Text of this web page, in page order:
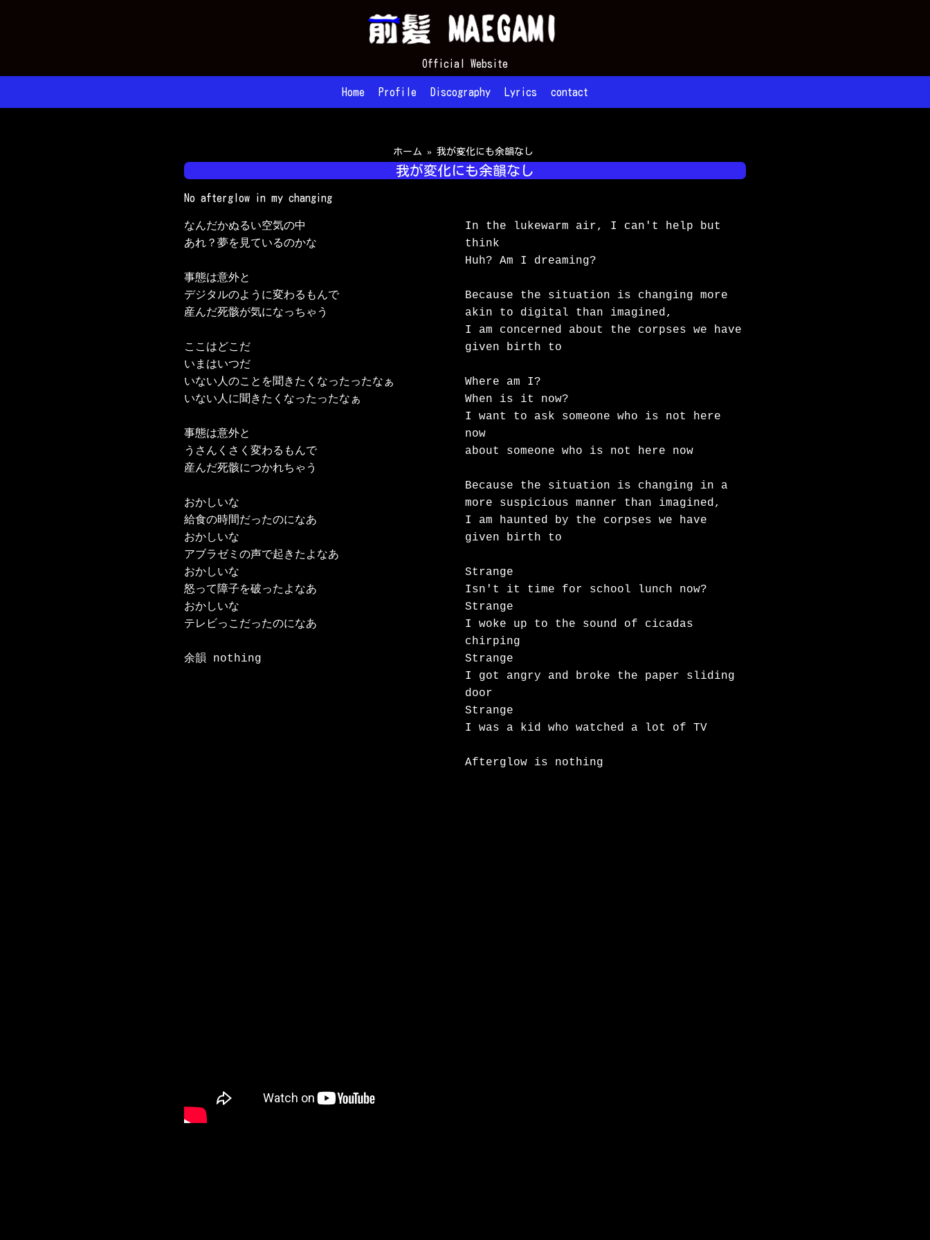
Official Website
Home Profile Discography Lyrics contact
ホーム » 我が変化にも余韻なし
我が変化にも余韻なし
No afterglow in my changing
なんだかぬるい空気の中
あれ？夢を見ているのかな
事態は意外と
デジタルのように変わるもんで
産んだ死骸が気になっちゃう
ここはどこだ
いまはいつだ
いない人のことを聞きたくなったったなぁ
いない人に聞きたくなったったなぁ
事態は意外と
うさんくさく変わるもんで
産んだ死骸につかれちゃう
おかしいな
給食の時間だったのになあ
おかしいな
アブラゼミの声で起きたよなあ
おかしいな
怒って障子を破ったよなあ
おかしいな
テレビっこだったのになあ
余韻 nothing
In the lukewarm air, I can't help but
think
Huh? Am I dreaming?
Because the situation is changing more
akin to digital than imagined,
I am concerned about the corpses we have
given birth to
Where am I?
When is it now?
I want to ask someone who is not here
now
about someone who is not here now
Because the situation is changing in a
more suspicious manner than imagined,
I am haunted by the corpses we have
given birth to
Strange
Isn't it time for school lunch now?
Strange
I woke up to the sound of cicadas
chirping
Strange
I got angry and broke the paper sliding
door
Strange
I was a kid who watched a lot of TV
Afterglow is nothing